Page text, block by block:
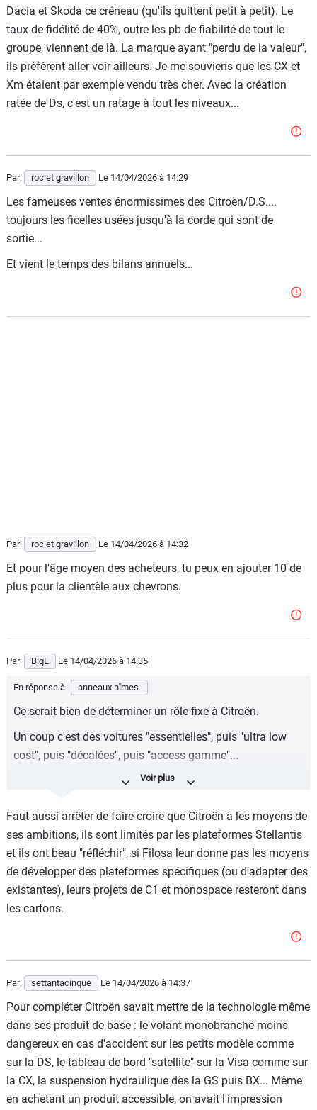
Dacia et Skoda ce créneau (qu'ils quittent petit à petit). Le
taux de fidélité de 40%, outre les pb de fiabilité de tout le
groupe, viennent de là. La marque ayant "perdu de la valeur",
ils préfèrent aller voir ailleurs. Je me souviens que les CX et
Xm étaient par exemple vendu très cher. Avec la création
ratée de Ds, c'est un ratage à tout les niveaux...
Par roc et gravillon Le 14/04/2026 à 14:29
Les fameuses ventes énormissimes des Citroën/D.S....
toujours les ficelles usées jusqu'à la corde qui sont de
sortie...
Et vient le temps des bilans annuels...
Par roc et gravillon Le 14/04/2026 à 14:32
Et pour l'âge moyen des acheteurs, tu peux en ajouter 10 de
plus pour la clientèle aux chevrons.
Par BigL Le 14/04/2026 à 14:35
En réponse à anneaux nîmes.
Ce serait bien de déterminer un rôle fixe à Citroën.
Un coup c'est des voitures "essentielles", puis "ultra low
cost", puis "décalées", puis "access gamme"...
Ca devient illisible et surtout compliqué d'expliquer que
Surtout quand les noms se ressemble en se différenciant
uniquement sur des N°.
Ils peuvent le faire !!!
Faut aussi arrêter de faire croire que Citroën a les moyens de
ses ambitions, ils sont limités par les plateformes Stellantis
et ils ont beau "réfléchir", si Filosa leur donne pas les moyens
de développer des plateformes spécifiques (ou d'adapter des
existantes), leurs projets de C1 et monospace resteront dans
les cartons.
Par settantacinque Le 14/04/2026 à 14:37
Pour compléter Citroën savait mettre de la technologie même
dans ses produit de base : le volant monobranche moins
dangereux en cas d'accident sur les petits modèle comme
sur la DS, le tableau de bord "satellite" sur la Visa comme sur
la CX, la suspension hydraulique dès la GS puis BX... Même
en achetant un produit accessible, on avait l'impression